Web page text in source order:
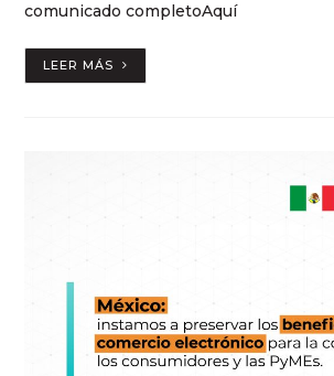
comunicado completoAquí
LEER MÁS